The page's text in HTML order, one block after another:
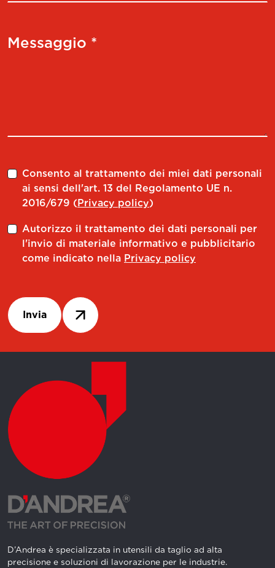
Messaggio *
Consento al trattamento dei miei dati personali
ai sensi dell'art. 13 del Regolamento UE n.
2016/679 (Privacy policy)
Autorizzo il trattamento dei dati personali per
l'invio di materiale informativo e pubblicitario
come indicato nella Privacy policy
Invia
D’Andrea è specializzata in utensili da taglio ad alta
precisione e soluzioni di lavorazione per le industrie.